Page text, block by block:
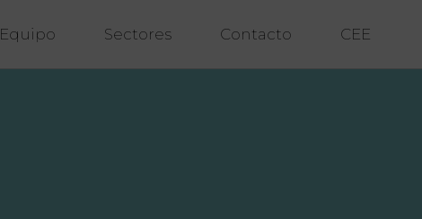
Equipo Sectores Contacto CEE